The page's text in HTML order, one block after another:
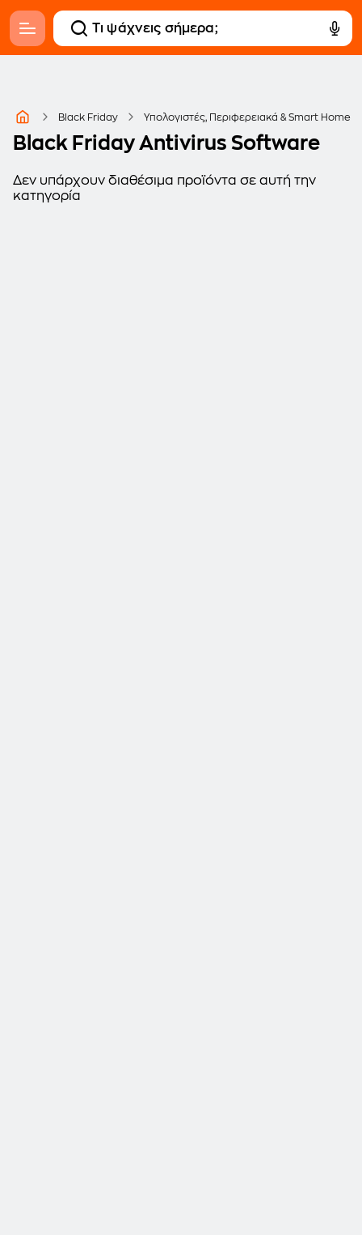
Black Friday Υπολογιστές, Περιφερειακά & Smart Home
Black Friday Antivirus Software
Δεν υπάρχουν διαθέσιμα προϊόντα σε αυτή την
κατηγορία